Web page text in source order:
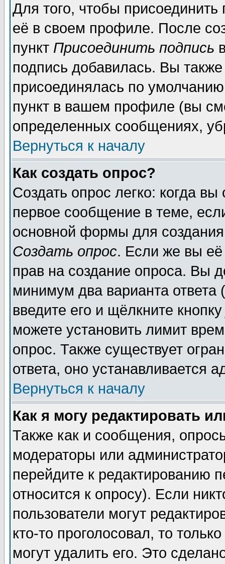
Для того, чтобы
её в своем профиле. После
пункт Присоединить подпись
подпись добавилась. Вы
присоединялась по
пункт в вашем профиле (вы
определенных сообщениях,
Вернуться к началу
Как создать опрос?
Создать опрос легко: когда
первое сообщение в теме,
основной формы для
Создать опрос. Если же вы её
прав на создание опроса. Вы
минимум два варианта ответа
введите его и щёлкните
можете установить лимит
опрос. Также существует
ответа, оно устанавливается
Вернуться к началу
Как я могу редактировать
Также как и сообщения,
модераторы или
перейдите к редактированию
относится к опросу). Если
пользователи могут
кто-то проголосовал, то
могут удалить его. Это